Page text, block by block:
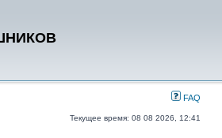
FAQ
Текущее время: 08 08 2026, 12:41